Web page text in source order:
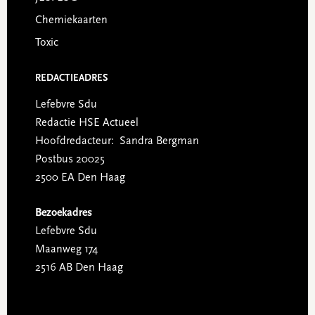
Chemiekaarten
Toxic
REDACTIEADRES
Lefebvre Sdu
Redactie HSE Actueel
Hoofdredacteur: Sandra Bergman
Postbus 20025
2500 EA Den Haag
Bezoekadres
Lefebvre Sdu
Maanweg 174
2516 AB Den Haag